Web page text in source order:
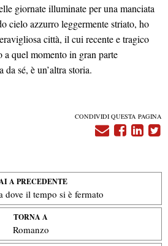
giornate illuminate per una manciata
cielo azzurro leggermente striato, ho
città, il cui recente e tragico
a quel momento in gran parte
sé, è un’altra storia.
CONDIVIDI QUESTA PAGINA
A PRECEDENTE
dove il tempo si è fermato
TORNA A
Romanzo